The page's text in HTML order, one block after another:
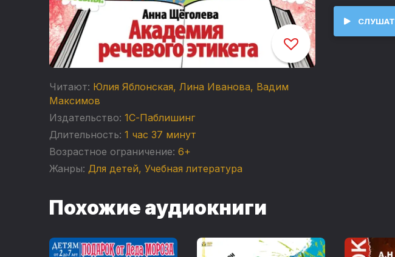
Читают: Юлия Яблонская, Лина Иванова, Вадим
Максимов
Издательство: 1С-Паблишинг
Длительность: 1 час 37 минут
Возрастное ограничение: 6+
Жанры: Для детей, Учебная литература
А
дедушка —
близкие. Мы
Руденко-
Похожие аудиокниги